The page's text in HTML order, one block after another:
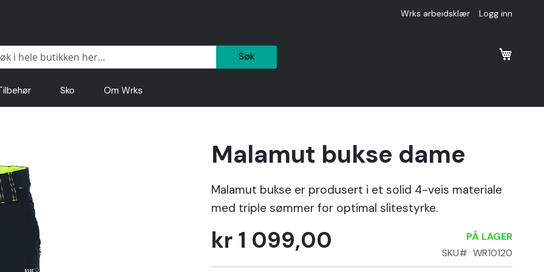
Wrks arbeidsklær Logg inn
Søk
Sko Om Wrks
Malamut bukse dame
Malamut bukse er produsert i et solid 4-veis materiale
med triple sømmer for optimal slitestyrke.
kr 1 099,00
PÅ LAGER
SKU
WR10120